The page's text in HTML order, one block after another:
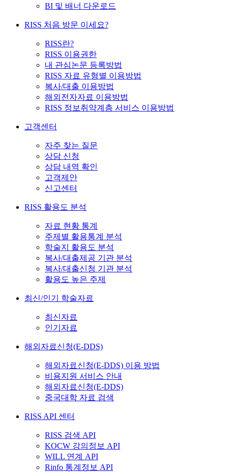
BI 및 배너 다운로드
RISS 처음 방문 이세요?
RISS란?
RISS 이용권한
내 관심논문 등록방법
RISS 자료 유형별 이용방법
복사/대출 이용방법
해외전자자료 이용방법
RISS 정보취약계층 서비스 이용방법
고객센터
자주 찾는 질문
상담 신청
상담 내역 확인
고객제안
신고센터
RISS 활용도 분석
자료 현황 통계
주제별 활용통계 분석
학술지 활용도 분석
복사/대출제공 기관 분석
복사/대출신청 기관 분석
활용도 높은 주제
최신/인기 학술자료
최신자료
인기자료
해외자료신청(E-DDS)
해외자료신청(E-DDS) 이용 방법
비용지원 서비스 안내
해외자료신청(E-DDS)
중국대학 자료 검색
RISS API 센터
RISS 검색 API
KOCW 강의정보 API
WILL 연계 API
Rinfo 통계정보 API